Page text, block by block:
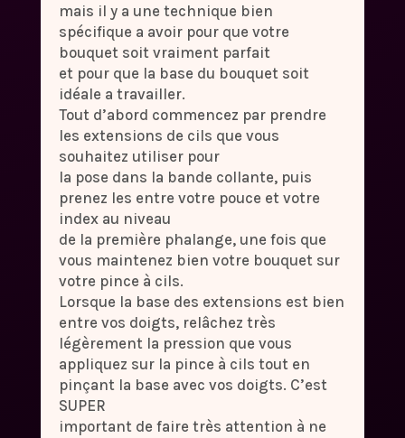
mais il y a une technique bien
spécifique a avoir pour que votre
bouquet soit vraiment parfait
et pour que la base du bouquet soit
idéale a travailler.
Tout d’abord commencez par prendre
les extensions de cils que vous
souhaitez utiliser pour
la pose dans la bande collante, puis
prenez les entre votre pouce et votre
index au niveau
de la première phalange, une fois que
vous maintenez bien votre bouquet sur
votre pince à cils.
Lorsque la base des extensions est bien
entre vos doigts, relâchez très
légèrement la pression que vous
appliquez sur la pince à cils tout en
pinçant la base avec vos doigts. C’est
SUPER
important de faire très attention à ne